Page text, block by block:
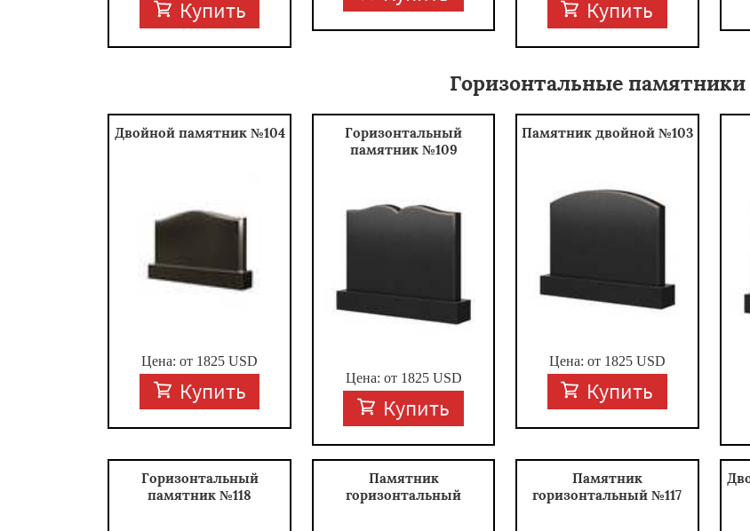
Купить Купить
Горизонтальные памятники
Двойной памятник №104
Цена: от 1825 USD
Купить
Горизонтальный
памятник №109
Цена: от 1825USD
Купить
Памятник двойной №103
Цена: от 1825USD
Купить
Горизонтальный
памятник №118
Памятник
горизонтальный
Памятник
горизонтальный №117